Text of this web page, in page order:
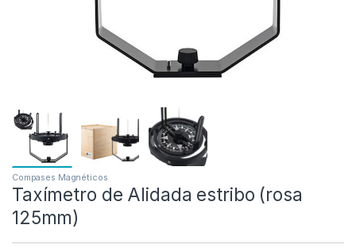
Compases Magnéticos
Taxímetro de Alidada estribo (rosa
125mm)